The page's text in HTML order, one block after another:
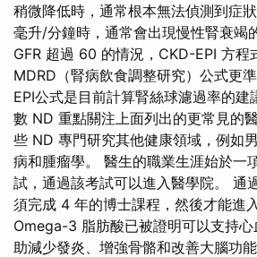
稍微降低時，通常根本無法偵測到症
毫升/分鐘時，通常會出現慢性腎衰竭
GFR 超過 60 的情況，CKD-EPI 方程
MDRD（腎病飲食調整研究）公式更
EPI公式是目前計算腎絲球濾過率的建
數 ND 重點關注上面列出的更常見的
些 ND 專門研究其他健康領域，例如
病和腫瘤學。 醫生的職業生涯始於一
試，通過該考試可以進入醫學院。 通
須完成 4 年的博士課程，然後才能進
Omega-3 脂肪酸已被證明可以支持
助減少發炎、增強骨骼和改善大腦功